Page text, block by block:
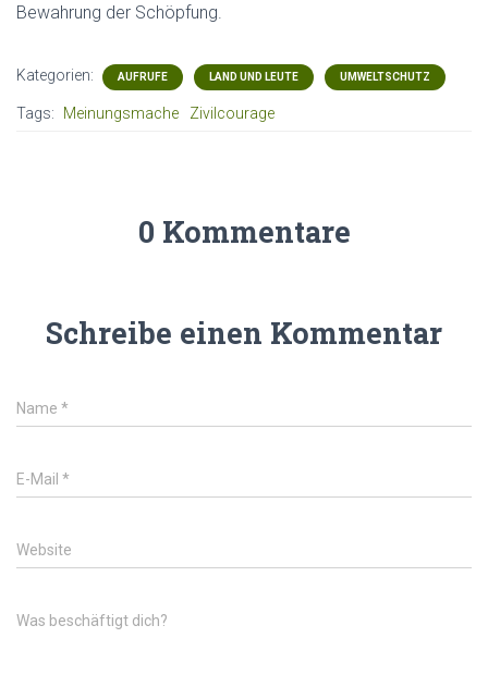
Bewahrung der Schöpfung.
Kategorien: AUFRUFE LAND UND LEUTE UMWELTSCHUTZ
Tags: Meinungsmache Zivilcourage
0 Kommentare
Schreibe einen Kommentar
Name *
E-Mail *
Website
Was beschäftigt dich?